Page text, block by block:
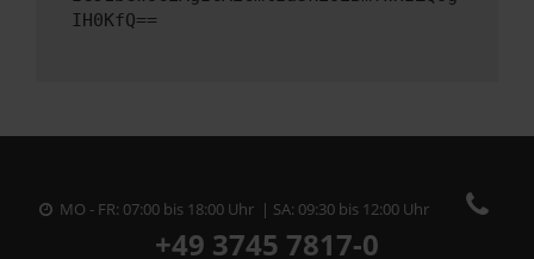
IH0KfQ==
MO - FR: 07:00 bis 18:00 Uhr | SA: 09:30 bis 12:00 Uhr
+49 3745 7817-0